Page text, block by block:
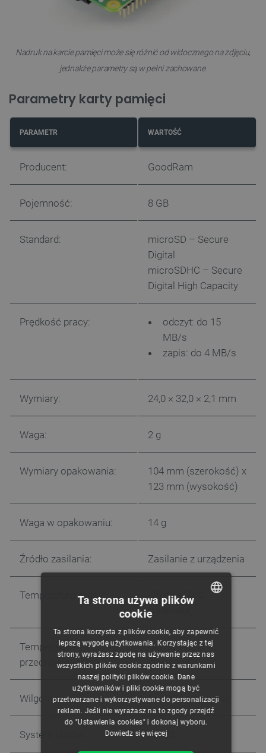
Nadruk na karcie pamięci może się różnić od widocznego na zdjęciu,
jednakże parametry są w pełni zachowane.
Parametry karty pamięci
PARAMETR WARTOŚĆ
Producent: GoodRam
Pojemność: 8 GB
Standard:
microSD – Secure
Digital
microSDHC – Secure
Digital High Capacity
Prędkość pracy:
odczyt: do 15
MB/s
zapis: do 4 MB/s
Wymiary: 24,0 × 32,0 × 2,1 mm
Waga: 2 g
Wymiary opakowania:
104 mm (szerokość) x
123 mm (wysokość)
Waga w opakowaniu: 14 g
Źródło zasilania: Zasilanie z urządzenia
Temperatura pracy:
-25 do +50°C
(zalecana)
Temperatura
przechowywania:
-20 do +60°C
(zalecana)
Wilgotność: 5 ~ 95% (zalecana)
System plików: FAT32
CZECH
ENGLISH
GERMAN
Ta strona używa plików
cookie
Ta strona korzysta z plików cookie, aby zapewnić
lepszą wygodę użytkowania. Korzystając z tej
strony, wyrażasz zgodę na używanie przez nas
wszystkich plików cookie zgodnie z warunkami
naszej polityki plików cookie. Dane
użytkowników i pliki cookie mogą być
przetwarzane i wykorzystywane do personalizacji
reklam. Jeśli nie wyrażasz na to zgody przejdź
do "Ustawienia cookies" i dokonaj wyboru.
Dowiedz się więcej